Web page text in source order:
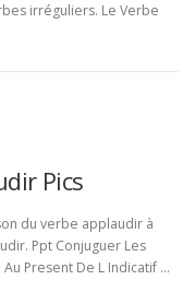
irréguliers. Le Verbe
Pics
du verbe applaudir à
Ppt Conjuguer Les
Present De L Indicatif …